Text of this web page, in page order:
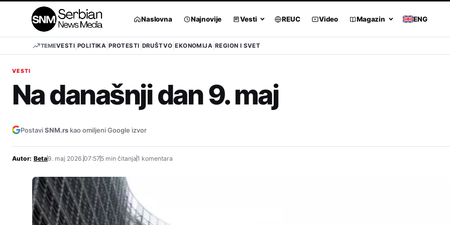
Naslovna Najnovije Vesti REUC Video Magazin ENG
TEMEVESTI POLITIKA PROTESTI DRUŠTVO EKONOMIJA REGION I SVET
VESTI
Na današnji dan 9. maj
PostaviSNM.rs kao omiljeni Google izvor
Autor: Beta9. maj 2026.07:575 min čitanja1 komentara